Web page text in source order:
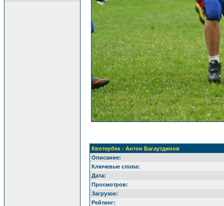
Квотербек - Антон Багаутдинов
Описание:
Ключевые слова:
Дата:
Просмотров:
Загрузок:
Рейтинг: